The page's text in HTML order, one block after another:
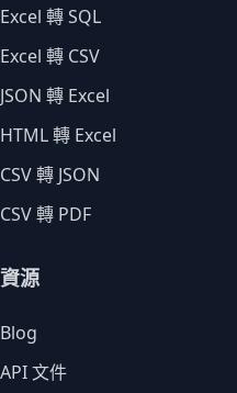
Excel 轉 SQL
Excel 轉 CSV
JSON 轉 Excel
HTML 轉 Excel
CSV 轉 JSON
CSV 轉 PDF
資源
Blog
API 文件